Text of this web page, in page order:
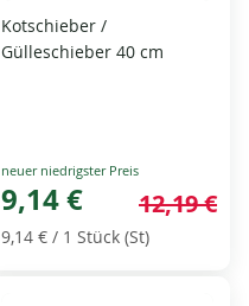
Kotschieber /
Gülleschieber 40 cm
Special
Price
9,14 € 12,19 €
9,14 € / 1 Stück (St)